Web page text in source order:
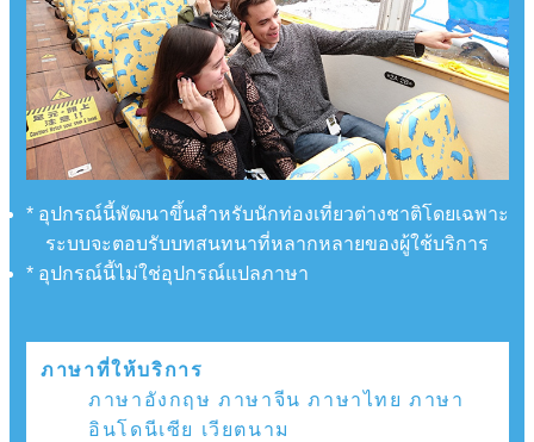
* อุปกรณ์นี้พัฒนาขึ้นสำหรับนักท่องเที่ยวต่างชาติโดยเฉพาะ
ระบบจะตอบรับบทสนทนาที่หลากหลายของผู้ใช้บริการ
* อุปกรณ์นี้ไม่ใช่อุปกรณ์แปลภาษา
ภาษาที่ให้บริการ
ภาษาอังกฤษ ภาษาจีน ภาษาไทย ภาษา
อินโดนีเซีย เวียตนาม